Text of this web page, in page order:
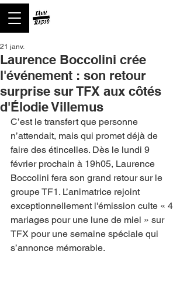
Laurence Boccolini crée
l'événement : son retour
surprise sur TFX aux côtés
d'Élodie Villemus
21 janv.
C’est le transfert que personne
n’attendait, mais qui promet déjà de
faire des étincelles. Dès le lundi 9
février prochain à 19h05, Laurence
Boccolini fera son grand retour sur le
groupe TF1. L’animatrice rejoint
exceptionnellement l'émission culte « 4
mariages pour une lune de miel » sur
TFX pour une semaine spéciale qui
s’annonce mémorable.